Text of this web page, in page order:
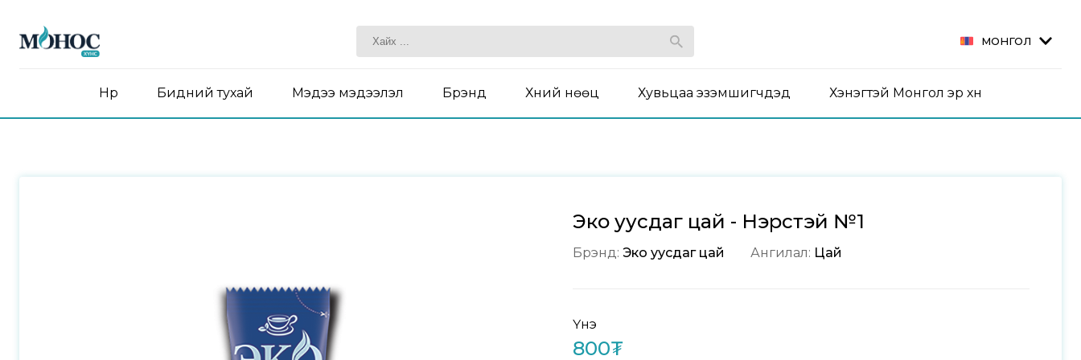
МОНГОЛ
Нүүр Бидний тухай Мэдээ мэдээлэл Брэнд Хүний нөөц Хувьцаа эзэмшигчдэд Хэнэгтэй Монгол эр хүн
Эко уусдаг цай - Нэрстэй №1
Брэнд: Эко уусдаг цай Ангилал: Цай
Үнэ
800₮